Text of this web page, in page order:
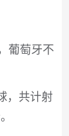
葡萄牙不
，共计射